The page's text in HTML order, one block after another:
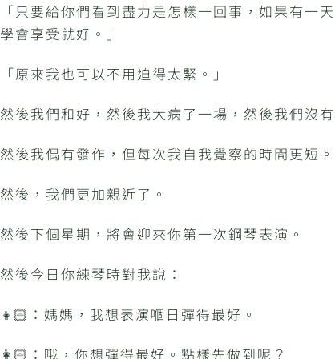
「只要給你們看到盡力是怎樣一回事，如果有
學會享受就好。」
「原來我也可以不用迫得太緊。」
然後我們和好，然後我大病了一場，然後我們沒
然後我偶有發作，但每次我自我覺察的時間更短。
然後，我們更加親近了。
然後下個星期，將會迎來你第一次鋼琴表演。
然後今日你練琴時對我說：
👧🏻：媽媽，我想表演嗰日彈得最好。
👩🏻：哦，你想彈得最好。點樣先做到呢？